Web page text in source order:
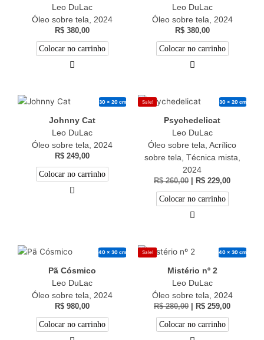
Leo DuLac
Óleo sobre tela, 2024
R$380,00
Colocar no carrinho
Leo DuLac
Óleo sobre tela, 2024
R$380,00
Colocar no carrinho
30 x 20 cm
Johnny Cat
Leo DuLac
Óleo sobre tela, 2024
R$249,00
Colocar no carrinho
Sale! 30 x 20 cm
Psychedelicat
Leo DuLac
Óleo sobre tela, Acrílico
sobre tela, Técnica mista,
2024
R$260,00 R$ 229,00
Colocar no carrinho
40 x 30 cm
Pã Cósmico
Leo DuLac
Óleo sobre tela, 2024
R$980,00
Colocar no carrinho
Sale! 40 x 30 cm
Mistério nº 2
Leo DuLac
Óleo sobre tela, 2024
R$280,00 R$ 259,00
Colocar no carrinho